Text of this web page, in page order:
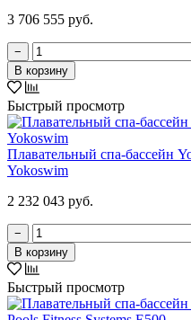
3 706 555 руб.
−
В корзину
Быстрый просмотр
Плавательный спа-бассейн
Yokoswim
2 232 043 руб.
−
В корзину
Быстрый просмотр